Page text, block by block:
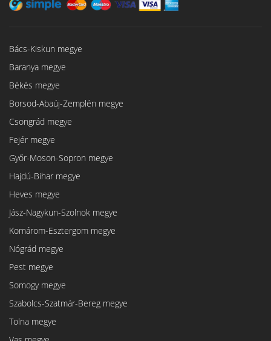
Bács-Kiskun megye
Baranya megye
Békés megye
Borsod-Abaúj-Zemplén megye
Csongrád megye
Fejér megye
Győr-Moson-Sopron megye
Hajdú-Bihar megye
Heves megye
Jász-Nagykun-Szolnok megye
Komárom-Esztergom megye
Nógrád megye
Pest megye
Somogy megye
Szabolcs-Szatmár-Bereg megye
Tolna megye